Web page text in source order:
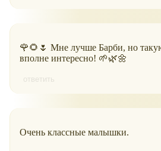
🌹🌻🌷 Мне лучше Барби, но
вполне интересно! 🌱🌿🌼
ответить
Очень классные малышки.